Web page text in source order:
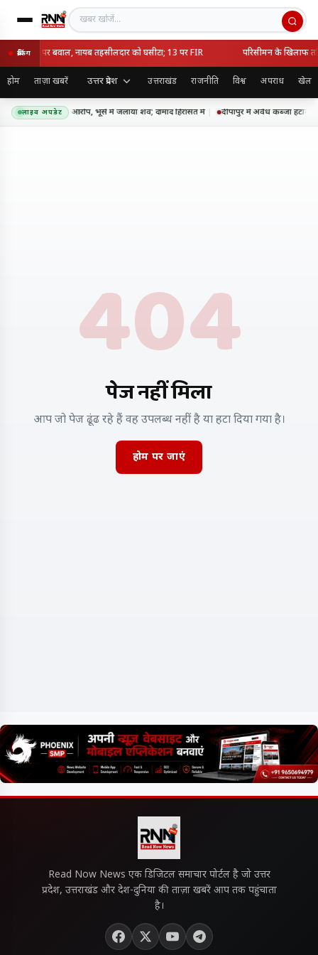
खबर खोजें
ब्रेकिंग
हटाने पर बवाल, नायब तहसीलदार को घसीटा; 13 पर FIR परिसीमन के खिलाफ
होम ताज़ा खबरें उत्तर प्रदेश उत्तराखंड राजनीति विश्व अपराध खेल
लाइव अपडेट
में सास की हत्या का आरोप, भूसे में जलाया शव; दामाद हिरासत में दीपापुर में अवैध कब्जा हटाने
404
पेज नहीं मिला
आप जो पेज ढूंढ रहे हैं वह उपलब्ध नहीं है या हटा दिया गया है।
होम पर जाएं
Read Now News एक डिजिटल समाचार पोर्टल है जो उत्तर
प्रदेश, उत्तराखंड और देश-दुनिया की ताज़ा खबरें आप तक पहुंचाता
है।